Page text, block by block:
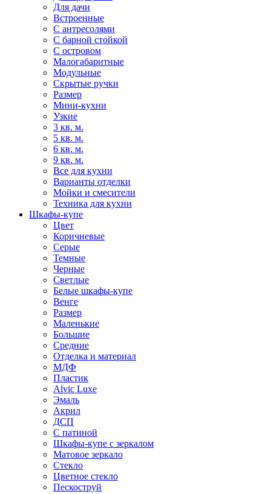
Для дачи
Встроенные
С антресолями
С барной стойкой
С островом
Малогабаритные
Модульные
Скрытые ручки
Размер
Мини-кухни
Узкие
3 кв. м.
5 кв. м.
6 кв. м.
9 кв. м.
Все для кухни
Варианты отделки
Мойки и смесители
Техника для кухни
Шкафы-купе
Цвет
Коричневые
Серые
Темные
Черные
Светлые
Белые шкафы-купе
Венге
Размер
Маленькие
Большие
Средние
Отделка и материал
МДФ
Пластик
Alvic Luxe
Эмаль
Акрил
ДСП
С патиной
Шкафы-купе с зеркалом
Матовое зеркало
Стекло
Цветное стекло
Пескоструй